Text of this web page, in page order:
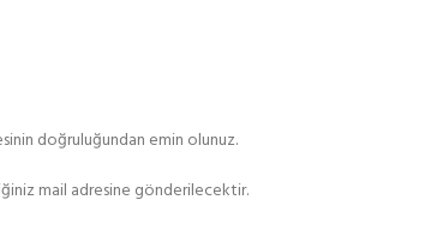
doğruluğundan emin olunuz.
mail adresine gönderilecektir.